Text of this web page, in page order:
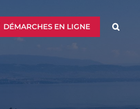
DÉMARCHES EN LIGNE